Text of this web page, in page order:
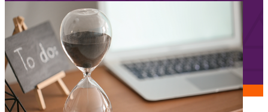
Services aux candidats
Offres d’emploi
FAQ candidats
Blogue
Nous joindre